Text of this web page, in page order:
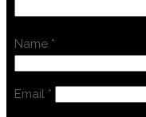
Name *
Email *